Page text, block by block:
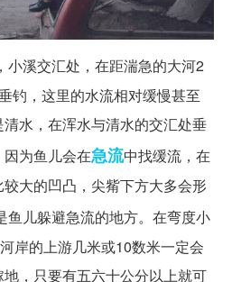
小溪交汇处，在距湍急的大河2
，这里的水流相对缓慢甚至
水，在浑水与清水的交汇处垂
为鱼儿会在急流中找缓流，在
大的凹凸，尖觜下方大多会形
鱼儿躲避急流的地方。在弯度小
岸的上游几米或10数米一定会
，只要有五六十公分以上就可